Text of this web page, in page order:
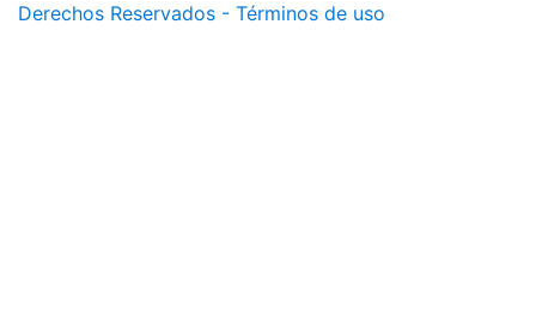
Derechos Reservados - Términos de uso